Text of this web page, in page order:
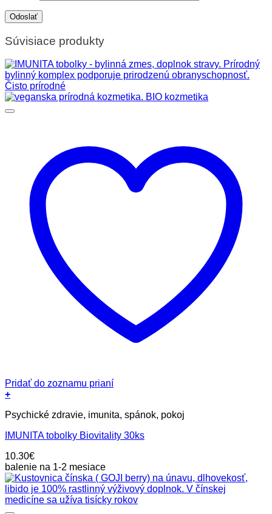
Súvisiace produkty
Pridať do zoznamu prianí
+
Psychické zdravie, imunita, spánok, pokoj
IMUNITA tobolky Biovitality 30ks
10.30€
balenie na 1-2 mesiace